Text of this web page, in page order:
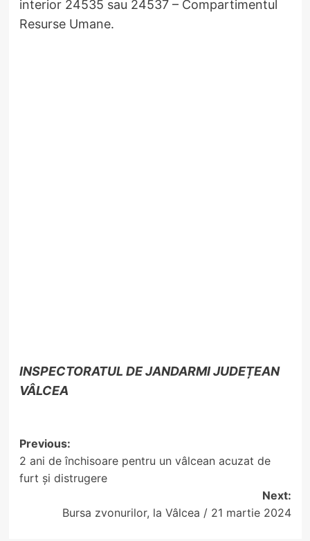
interior 24535 sau 24537 – Compartimentul
Resurse Umane.
INSPECTORATUL DE JANDARMI JUDEȚEAN
VÂLCEA
Post
navigation
Previous:
2 ani de închisoare pentru un vâlcean acuzat de
furt și distrugere
Next:
Bursa zvonurilor, la Vâlcea / 21 martie 2024